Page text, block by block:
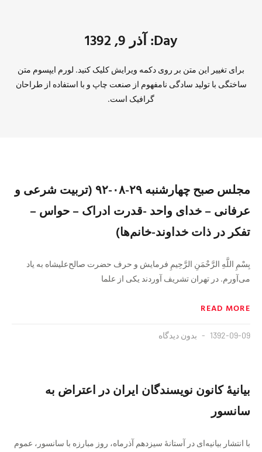
Day: آذر 9, 1392
برای تغییر این متن بر روی دکمه ویرایش کلیک کنید. لورم ایپسوم متن
ساختگی با تولید سادگی نامفهوم از صنعت چاپ و با استفاده از طراحان
گرافیک است.
مجلس صبح چهارشنبه ۲۹-۰۸-۹۲ (تربیت شرعی و
عرفانی – خدای واحد -قدرت ادراک – حواس –
تفکر در ذات خداوند-خانم‌ها)
بِسْمِ اللَّهِ الرَّحْمَنِ الرَّحِيمِ فرمایش و حرف حضرت صالح‌علیشاه به یاد
می‌آورم. در تهران تشریف آوردند یکی از علما
READ MORE
1392-09-09 بدون دیدگاه
بیانیۀ کانون نویسندگان ایران در اعتراض به
سانسور
با انتشار بیانیه‌ای در آستانۀ سیزدهم آذرماه، روز مبارزه با سانسور، عموم